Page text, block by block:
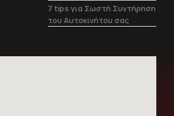
7 tips για Σωστή Συντήρηση
του Αυτοκινήτου σας